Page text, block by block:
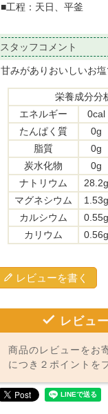
■工程：天日、平釜
スタッフコメント
甘みがありおいしいお塩
栄養成分分
エネルギー
0cal
たんぱく質
0g
脂質
0g
炭水化物
0g
ナトリウム
28.2g
マグネシウム
1.53g
カルシウム
0.55g
カリウム
0.56g
レビューを書く
レビュ
商品のレビューをお
につき２ポイントを